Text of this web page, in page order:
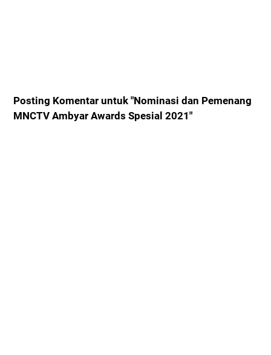
Posting Komentar untuk "Nominasi dan Pemenang
MNCTV Ambyar Awards Spesial 2021"